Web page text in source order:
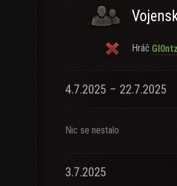
Hráč Gl0ntz
4.7.2025 – 22.7.2025
Nic se nestalo
3.7.2025